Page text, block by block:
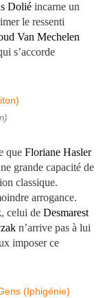
Dolié incarne un
le ressenti
Van Mechelen
s’accorde
que Floriane Hasler
grande capacité de
classique.
arrogance.
, celui de Desmarest
n’arrive pas à lui
imposer ce